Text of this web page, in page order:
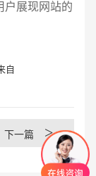
户展现网站的
自
下一篇 >